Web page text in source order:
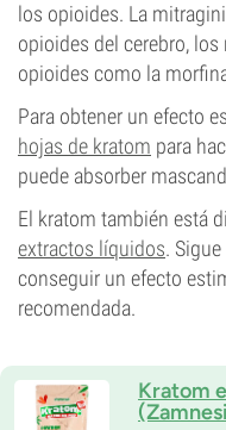
los opioides. La
opioides del cerebro,
opioides como la
Para obtener un efecto
hojas de kratom para
puede absorber
El kratom también está
extractos líquidos.
conseguir un efecto
recomendada.
Kratom